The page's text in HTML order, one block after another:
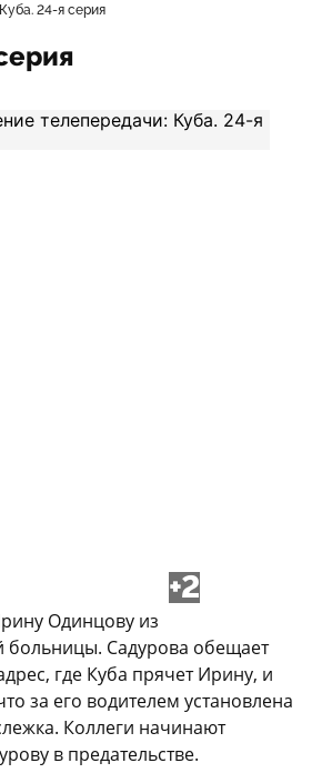
Куба. 24-я серия
+2
Одинцову из
больницы. Садурова обещает
где Куба прячет Ирину, и
за его водителем установлена
Коллеги начинают
в предательстве.